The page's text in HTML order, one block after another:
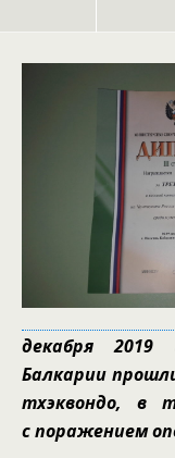
декабря 2019
Балкарии
тхэквондо, в
с поражением